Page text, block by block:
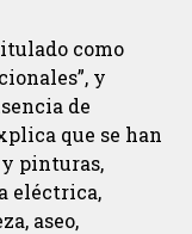
como
y
de
que se han
pinturas,
eléctrica,
aseo,